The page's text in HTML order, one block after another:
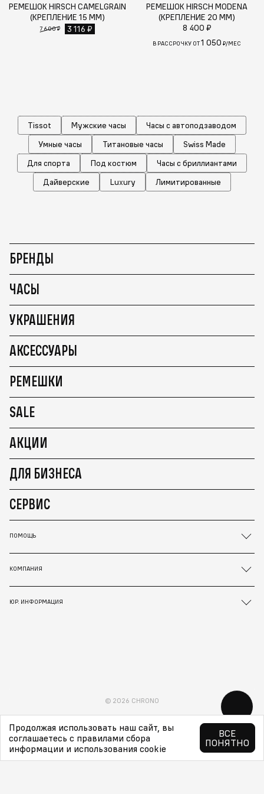
РЕМЕШОК HIRSCH CAMELGRAIN
(КРЕПЛЕНИЕ 15 ММ)
7 600 ₽ 3 116 ₽
РЕМЕШОК HIRSCH MODENA
(КРЕПЛЕНИЕ 20 ММ)
8 400 ₽
В РАССРОЧКУ ОТ1 050 ₽/МЕС
Tissot Мужские часы
Часы с автоподзаводом
Умные часы
Титановые часы
Swiss Made
Для спорта
Под костюм
Часы с бриллиантами
Дайверские
Luxury Лимитированные
БРЕНДЫ
ЧАСЫ
УКРАШЕНИЯ
АКСЕССУАРЫ
РЕМЕШКИ
SALE
АКЦИИ
ДЛЯ БИЗНЕСА
СЕРВИС
ПОМОЩЬ
КОМПАНИЯ
ЮР. ИНФОРМАЦИЯ
© 2026 CHRONO
Продолжая использовать наш сайт, вы
соглашаетесь с правилами сбора
информации и использования cookie
ВСЕ
ПОНЯТНО